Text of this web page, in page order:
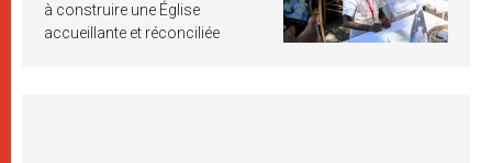
à construire une Église
accueillante et réconciliée